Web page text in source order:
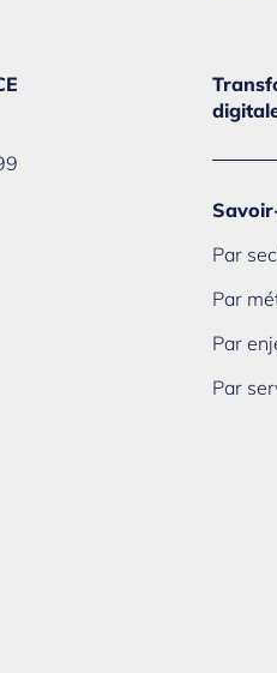
Par
Par
Par
Par